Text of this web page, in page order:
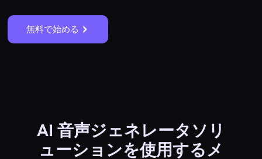
無料で始める
AI 音声ジェネレータソリ
ューションを使用するメ